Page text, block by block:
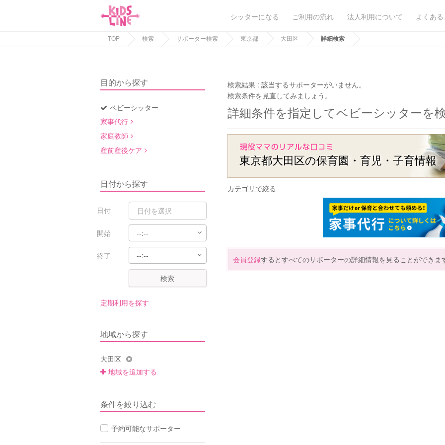
シッターになる ご利用の流れ 法人利用について よくあ
TOP 検索 サポーター検索 東京都 大田区 詳細検索
目的から探す
ベビーシッター
家事代行
家庭教師
産前産後ケア
日付から探す
日付
開始
終了
検索
定期利用を探す
地域から探す
大田区
地域を追加する
条件を絞り込む
予約可能なサポーター
検索結果 :該当するサポーターがいません。
検索条件を見直してみましょう。
詳細条件を指定してベビーシッターを
東京都大田区の保育園・育児・子育情報
カテゴリで絞る
会員登録するとすべてのサポーターの詳細情報を見ることができま